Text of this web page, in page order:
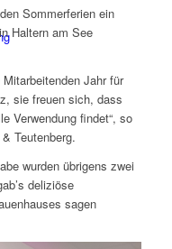
Sommerferien ein
Haltern am See
Jahr für
sie freuen sich, dass
Verwendung findet“, so
Teutenberg.
wurden übrigens zwei
deliziöse
sagen